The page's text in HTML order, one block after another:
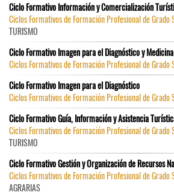
Ciclo Formativo Información y Comercialización
Ciclos Formativos de Formación Profesional de Grado
TURISMO
Ciclo Formativo Imagen para el Diagnóstico y
Ciclos Formativos de Formación Profesional de Grado
Ciclo Formativo Imagen para el Diagnóstico
Ciclos Formativos de Formación Profesional de Grado
Ciclo Formativo Guía, Información y Asistencia
Ciclos Formativos de Formación Profesional de Grado
TURISMO
Ciclo Formativo Gestión y Organización de Recursos
Ciclos Formativos de Formación Profesional de Grado
AGRARIAS